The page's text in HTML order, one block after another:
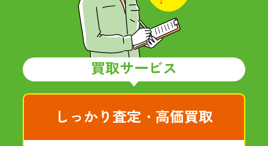
買取サービス
しっかり査定・高価買取